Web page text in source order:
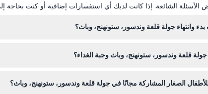
الأسئلة الشائعة. إذا كانت لديك أي استفسارات إضافية أو كنت بحاجة
وانتهاء جولة قلعة وندسور، ستونهنج، وباث؟
عند الحجز).
قلعة وندسور، ستونهنج، وباث وجبة الغداء؟
الصغار المشاركة مجانًا في جولة قلعة وندسور، ستونهنج، وباث؟